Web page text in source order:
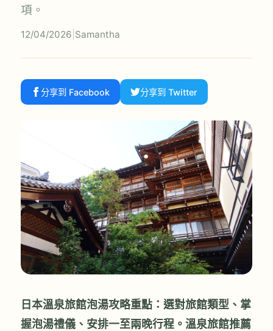
項。
12/04/2026 Samantha
分享到 Facebook 分享到 Twitter
日本溫泉旅館泡湯攻略重點：選對旅館類型、掌
握泡湯禮儀、安排一至兩晚行程。溫泉旅館推薦